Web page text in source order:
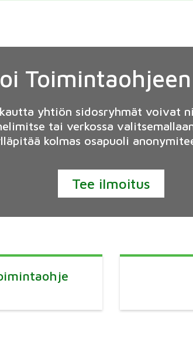
yhtiön sidosryhmät voivat
tai verkossa
kolmas osapuoli
Tee ilmoitus